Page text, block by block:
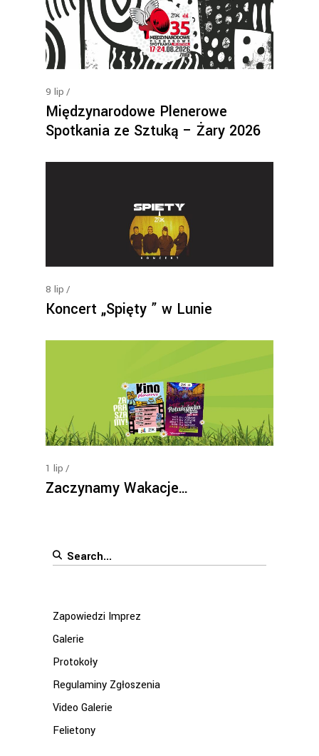
9 lip
Międzynarodowe Plenerowe
Spotkania ze Sztuką – Żary 2026
8 lip
Koncert „Spięty ” w Lunie
1 lip
Zaczynamy Wakacje…
Search
Zapowiedzi Imprez
Galerie
Protokoły
Regulaminy Zgłoszenia
Video Galerie
Felietony